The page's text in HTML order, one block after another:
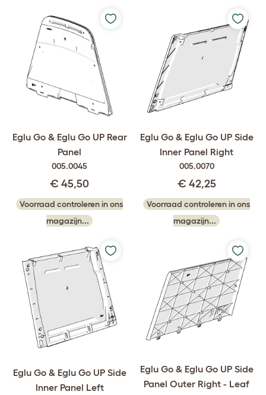
Eglu Go & Eglu Go UP Rear
Panel
005.0045
€ 45,50
Voorraad controleren in ons
magazijn...
Eglu Go & Eglu Go UP Side
Inner Panel Right
005.0070
€ 42,25
Voorraad controleren in ons
magazijn...
Eglu Go & Eglu Go UP Side
Inner Panel Left
Eglu Go & Eglu Go UP Side
Panel Outer Right - Leaf